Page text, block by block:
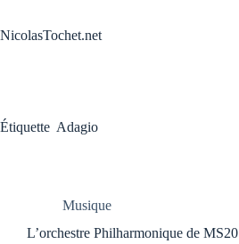
contenu
NicolasTochet.net
Étiquette Adagio
Musique
L’orchestre Philharmonique de MS20